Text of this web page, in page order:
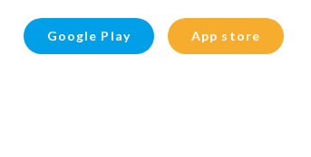
Google Play App store